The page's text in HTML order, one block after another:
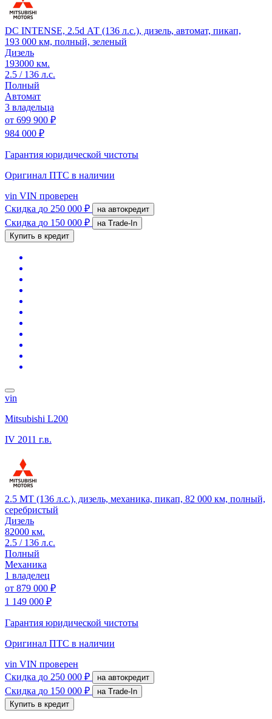
DC INTENSE, 2.5d АТ (136 л.с.), дизель, автомат, пикап,
193 000 км, полный, зеленый
Дизель
193000 км.
2.5 / 136 л.с.
Полный
Автомат
3 владельца
от 699 900 ₽
984 000 ₽
Гарантия юридической чистоты
Оригинал ПТС в наличии
vin VIN проверен
Скидка до 250 000 ₽ на автокредит
Скидка до 150 000 ₽
на Trade-In
Купить в кредит
vin
Mitsubishi L200
IV 2011 г.в.
2.5 MT (136 л.с.), дизель, механика, пикап, 82 000 км, полный,
серебристый
Дизель
82000 км.
2.5 / 136 л.с.
Полный
Механика
1 владелец
от 879 000 ₽
1 149 000 ₽
Гарантия юридической чистоты
Оригинал ПТС в наличии
vin VIN проверен
Скидка до 250 000 ₽ на автокредит
Скидка до 150 000 ₽
на Trade-In
Купить в кредит